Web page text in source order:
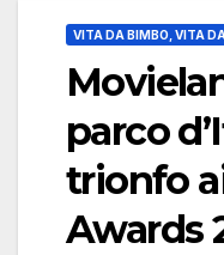
VITA DA BIMBO, VITA
parco
trionfo
Awards